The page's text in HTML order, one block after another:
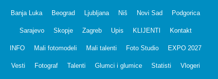
Banja Luka Beograd Ljubljana Niš Novi Sad Podgorica
Sarajevo Skopje Zagreb Upis KLIJENTI Kontakt
INFO Mali fotomodeli Mali talenti Foto Studio EXPO 2027
Vesti Fotograf Talenti Glumci i glumice Statisti Vlogeri